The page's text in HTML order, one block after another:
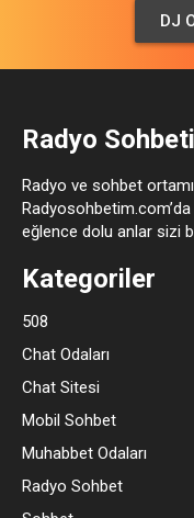
DJ
Radyo
Radyo ve sohbet
eğlence dolu anlar sizi
Kategoriler
508
Chat Odaları
Chat Sitesi
Mobil Sohbet
Muhabbet Odaları
Radyo Sohbet